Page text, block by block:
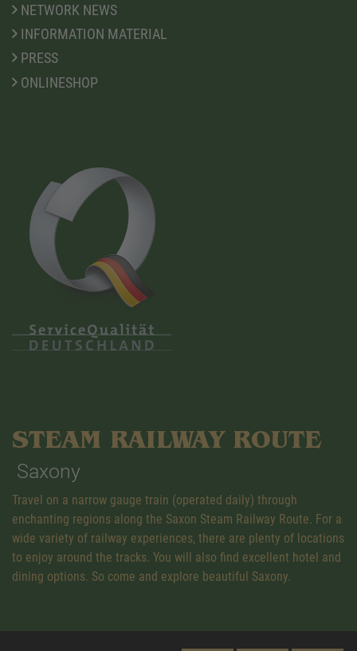
NETWORK NEWS
INFORMATION MATERIAL
PRESS
ONLINESHOP
STEAM RAILWAY ROUTE
Saxony
Travel on a narrow gauge train (operated daily) through
enchanting regions along the Saxon Steam Railway Route. For a
wide variety of railway experiences, there are plenty of locations
to enjoy around the tracks. You will also find excellent hotel and
dining options. So come and explore beautiful Saxony.